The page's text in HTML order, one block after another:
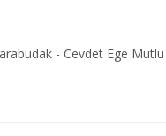
- Cevdet Ege